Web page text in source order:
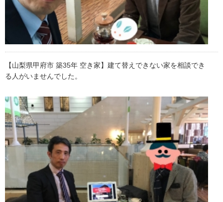
【山梨県甲府市 築35年 空き家】建て替えできない家を相談でき
る人がいませんでした。